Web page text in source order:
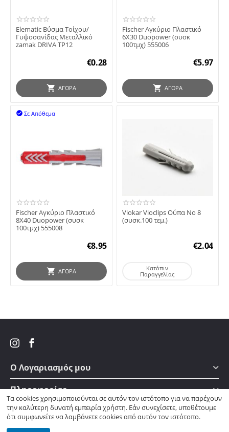
Elematic Βύσμα Τοίχου/
Γυψοσανίδας Μεταλλικό
zamak DRIVA TP12
€0.28
ΑΓΟΡΆ
Fischer Αγκύριο Πλαστικό
6X30 Duopower (συσκ
100τμχ) 555006
€5.97
ΑΓΟΡΆ
Σε Απόθεμα

Fischer Αγκύριο Πλαστικό
8X40 Duopower (συσκ
100τμχ) 555008
€8.95
ΑΓΟΡΆ
Viokar Vioclips Ούπα No 8
(συσκ.100 τεμ.)
€2.04
Κατόπιν
Παραγγελίας
Ο Λογαριασμός μου
Πληροφορίες
Πως θα μας βρείτε
Τα cookies χρησιμοποιούνται σε αυτόν τον ιστότοπο για να παρέχουν
την καλύτερη δυνατή εμπειρία χρήστη. Εάν συνεχίσετε, υποθέτουμε
ότι συμφωνείτε να λαμβάνετε cookies από αυτόν τον ιστότοπο.